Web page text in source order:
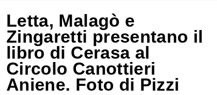
Letta, Malagò e
Zingaretti presentano il
libro di Cerasa al
Circolo Canottieri
Aniene. Foto di Pizzi